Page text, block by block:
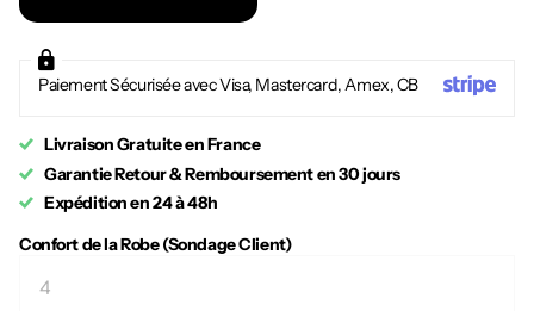
Paiement Sécurisée avec Visa, Mastercard, Amex, CB
Livraison Gratuite en France
Garantie Retour & Remboursement en 30 jours
Expédition en 24 à 48h
Confort de la Robe (Sondage Client)